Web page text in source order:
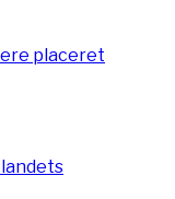
placeret